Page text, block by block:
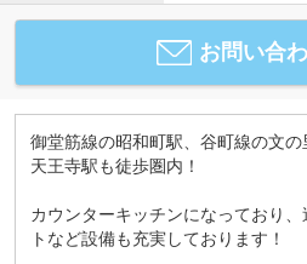
お問い合
御堂筋線の昭和町駅、谷町線の文の
天王寺駅も徒歩圏内！
カウンターキッチンになっており
トなど設備も充実しております！